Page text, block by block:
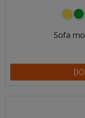
żółty
Sofa